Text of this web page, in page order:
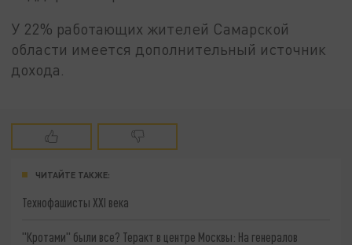
У 22% работающих жителей Самарской
области имеется дополнительный источник
дохода.
ЧИТАЙТЕ ТАКЖЕ:
Технофашисты XXI века
"Кротами" были все? Теракт в центре Москвы: На генералов